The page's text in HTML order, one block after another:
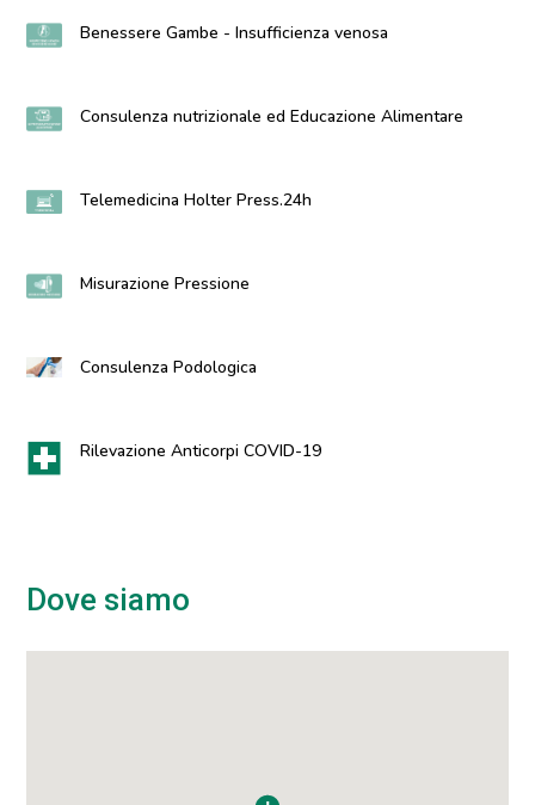
Benessere Gambe - Insufficienza venosa
Consulenza nutrizionale ed Educazione Alimentare
Telemedicina Holter Press.24h
Misurazione Pressione
Consulenza Podologica
Rilevazione Anticorpi COVID-19
Dove siamo